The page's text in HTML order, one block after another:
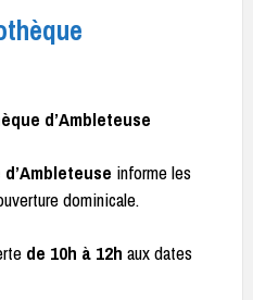
d’Ambleteuse
informe les
dominicale.
de 10h à 12h aux dates